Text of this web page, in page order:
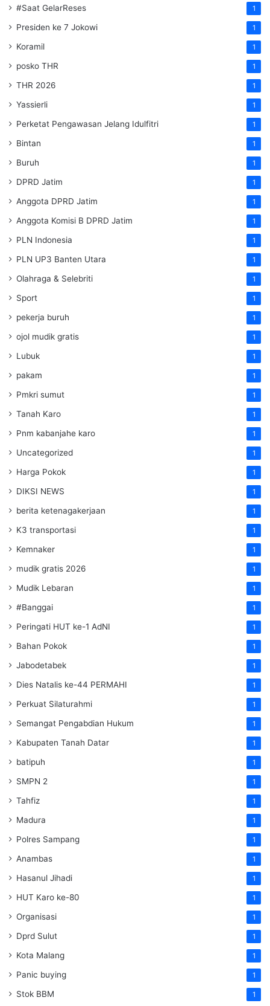
#Saat GelarReses 1
Presiden ke 7 Jokowi 1
Koramil 1
posko THR 1
THR 2026 1
Yassierli 1
Perketat Pengawasan Jelang Idulfitri 1
Bintan 1
Buruh 1
DPRD Jatim 1
Anggota DPRD Jatim 1
Anggota Komisi B DPRD Jatim 1
PLN Indonesia 1
PLN UP3 Banten Utara 1
Olahraga & Selebriti 1
Sport 1
pekerja buruh 1
ojol mudik gratis 1
Lubuk 1
pakam 1
Pmkri sumut 1
Tanah Karo 1
Pnm kabanjahe karo 1
Uncategorized 1
Harga Pokok 1
DIKSI NEWS 1
berita ketenagakerjaan 1
K3 transportasi 1
Kemnaker 1
mudik gratis 2026 1
Mudik Lebaran 1
#Banggai 1
Peringati HUT ke-1 AdNI 1
Bahan Pokok 1
Jabodetabek 1
Dies Natalis ke-44 PERMAHI 1
Perkuat Silaturahmi 1
Semangat Pengabdian Hukum 1
Kabupaten Tanah Datar 1
batipuh 1
SMPN 2 1
Tahfiz 1
Madura 1
Polres Sampang 1
Anambas 1
Hasanul Jihadi 1
HUT Karo ke-80 1
Organisasi 1
Dprd Sulut 1
Kota Malang 1
Panic buying 1
Stok BBM 1